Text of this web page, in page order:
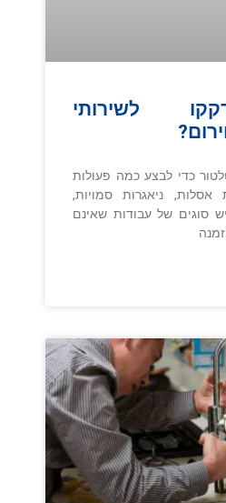
לשירותי
כדי לבצע כמה פעולות
אסלות, ניאגרות סמויות,
סוגים של עבודות שאינם